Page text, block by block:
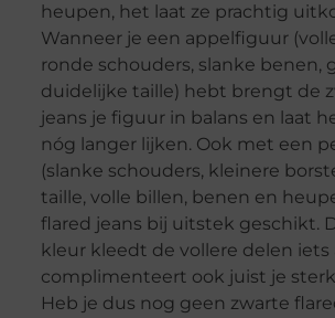
heupen, het laat ze prachtig
Wanneer je een appelfiguur
ronde schouders, slanke benen,
duidelijke taille) hebt brengt de
jeans je figuur in balans en laat
nóg langer lijken. Ook met een
(slanke schouders, kleinere
taille, volle billen, benen en
flared jeans bij uitstek geschikt.
kleur kleedt de vollere delen iets
complimenteert ook juist je
Heb je dus nog geen zwarte